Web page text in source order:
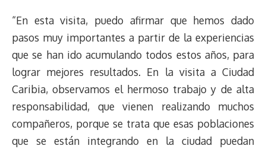
“En esta visita, puedo afirmar que hemos dado
pasos muy importantes a partir de la experiencias
que se han ido acumulando todos estos años, para
lograr mejores resultados. En la visita a Ciudad
Caribia, observamos el hermoso trabajo y de alta
responsabilidad, que vienen realizando muchos
compañeros, porque se trata que esas poblaciones
que se están integrando en la ciudad puedan